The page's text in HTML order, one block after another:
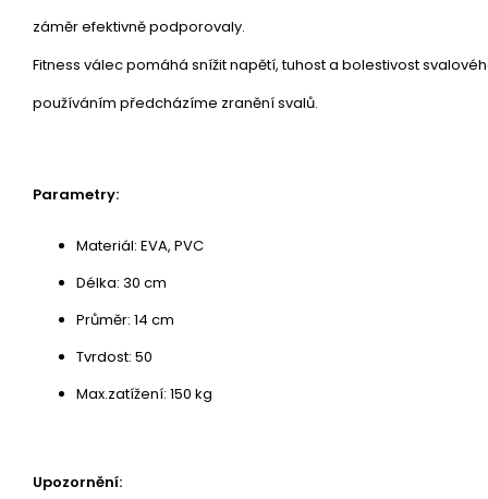
záměr efektivně podporovaly.
Fitness válec pomáhá snížit napětí, tuhost a bolestivost
používáním předcházíme zranění svalů.
Parametry:
Materiál: EVA, PVC
Délka: 30 cm
Průměr: 14 cm
Tvrdost: 50
Max.zatížení: 150 kg
Upozornění: